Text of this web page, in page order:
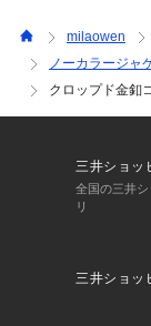
ります。
またパソコン・
い。
ある場合がござ
milaowen
ノーカラージャ
クロップド金釦
三井ショッ
全国の三井
リ
三井ショッ